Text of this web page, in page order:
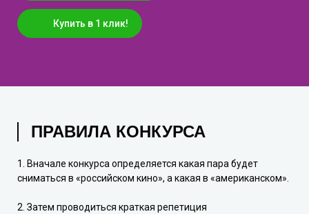
Купить в 1 клик!
ПРАВИЛА КОНКУРСА
1. Вначале конкурса определяется какая пара будет
сниматься в «российском кино», а какая в «американском».
2. Затем проводиться краткая репетиция